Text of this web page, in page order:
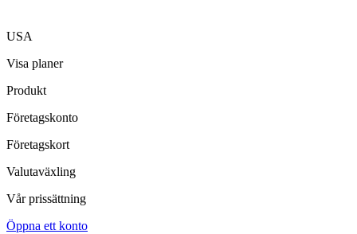
USA
Visa planer
Produkt
Företagskonto
Företagskort
Valutaväxling
Vår prissättning
Öppna ett konto